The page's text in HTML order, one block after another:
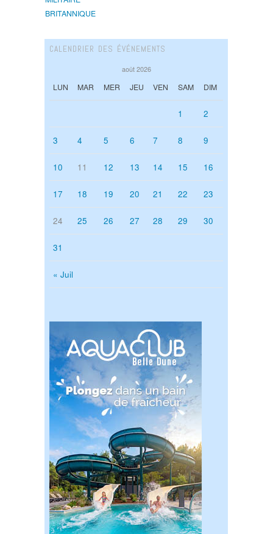
BRITANNIQUE
CALENDRIER DES ÉVÉNEMENTS
août 2026
LUN MAR MER JEU VEN SAM DIM
« Juil
1 2
3 4 5 6 7 8 9
10 11 12 13 14 15 16
17 18 19 20 21 22 23
24 25 26 27 28 29 30
31